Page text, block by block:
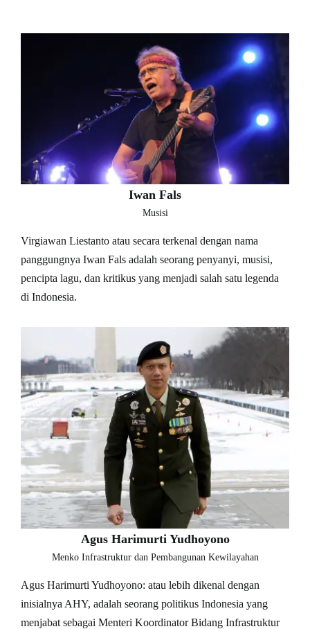
Iwan Fals
Musisi
Virgiawan Liestanto atau secara terkenal dengan nama
panggungnya Iwan Fals adalah seorang penyanyi, musisi,
pencipta lagu, dan kritikus yang menjadi salah satu legenda
di Indonesia.
Agus Harimurti Yudhoyono
Menko Infrastruktur dan Pembangunan Kewilayahan
Agus Harimurti Yudhoyono: atau lebih dikenal dengan
inisialnya AHY, adalah seorang politikus Indonesia yang
menjabat sebagai Menteri Koordinator Bidang Infrastruktur